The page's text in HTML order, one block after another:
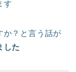
す
か？と言う話が
した